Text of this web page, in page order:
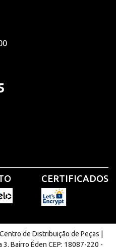
CERTIFICADOS
de Distribuição de Peças |
Bairro Éden CEP: 18087-220 -